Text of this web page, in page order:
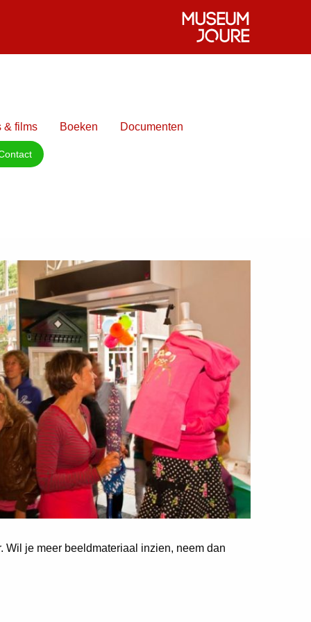
& films Boeken Documenten
Wil je meer beeldmateriaal inzien, neem dan